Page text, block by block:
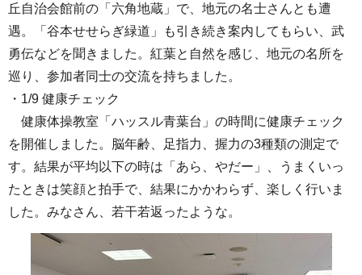
丘自治会館前の「六角地蔵」で、地元の名士さんとも遭
遇。「谷本せせらぎ緑道」も引き続き案内してもらい、武
勇伝などを聞きました。紅葉と自然を感じ、地元の名所を
巡り、参加者同士の交流を持ちました。
・1/9 健康チェック
健康体操教室「ハッスル青葉台」の時間に健康チェック
を開催しました。脳年齢、足指力、握力の3種類の測定で
す。結果が平均以下の時は「あら、やだー」、うまくいっ
たときは笑顔と拍手で、結果にかかわらず、楽しく行いま
した。みなさん、若干若返ったような。